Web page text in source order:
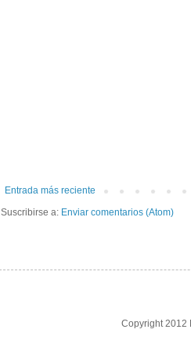
Entrada más reciente
Suscribirse a: Enviar comentarios (Atom)
Copyright 2012